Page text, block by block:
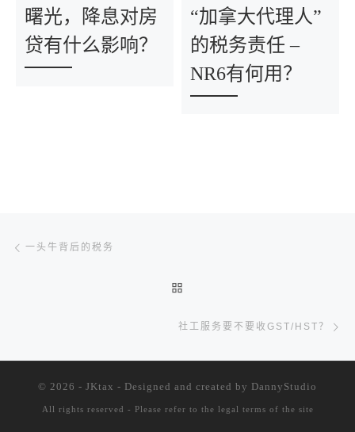
曙光，降息对房
贷有什么影响？
“加拿大代理人”
的税务责任 –
NR6有何用？
文章导航
一头牛背后的税务
社工服务要不要收GST/HST？
© 2026 - JKtax - Designed and created by DannyStudio
All rights reserved - Please refer to the legal terms of the site